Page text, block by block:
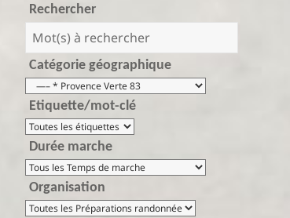
Rechercher
Catégorie géographique
Etiquette/mot-clé
Durée marche
Organisation